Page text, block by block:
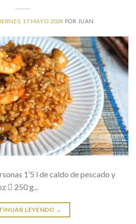
17 MAYO 2024 POR JUAN
1’5 l de caldo de pescado y
 250 g...
LEYENDO →